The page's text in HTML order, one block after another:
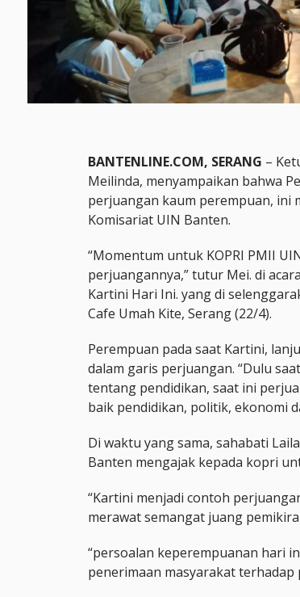
BANTENLINE.COM, SERANG –
Meilinda, menyampaikan bahwa
perjuangan kaum perempuan, ini
Komisariat UIN Banten.
“Momentum untuk KOPRI PMII
perjuangannya,” tutur Mei. di
Kartini Hari Ini. yang di
Cafe Umah Kite, Serang (22/4).
Perempuan pada saat Kartini,
dalam garis perjuangan. “Dulu
tentang pendidikan, saat ini
baik pendidikan, politik, ekonomi
Di waktu yang sama, sahabati
Banten mengajak kepada kopri
“Kartini menjadi contoh
merawat semangat juang
“persoalan keperempuanan hari
penerimaan masyarakat